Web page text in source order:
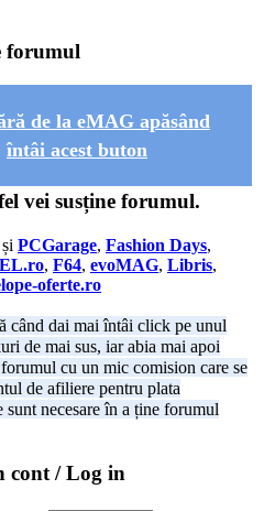
forumul
de la eMAG apăsând
întâi acest buton
vei susține forumul.
PCGarage, Fashion Days,
, F64, evoMAG, Libris,
oferte.ro
când dai mai întâi click pe unul
de mai sus, iar abia mai apoi
cu un mic comision care se
de afiliere pentru plata
sunt necesare în a ține forumul
cont / Log in